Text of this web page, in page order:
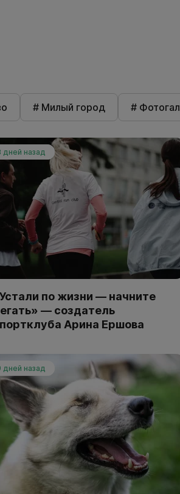
# Милый город #
дней назад
по жизни — начните
— создатель
Арина Ершова
дней назад